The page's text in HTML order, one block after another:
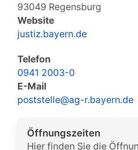
93049 Regensburg
Website
justiz.bayern.de
Telefon
0941 2003-0
E-Mail
poststelle@ag-r.bayern.de
Öffnungszeiten
Hier finden Sie die